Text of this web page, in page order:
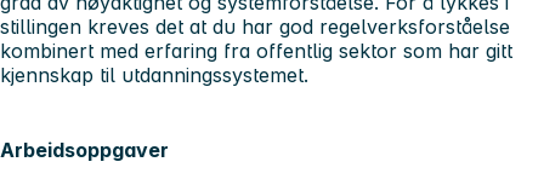
stillingen kreves det at du har god regelverksforståelse
kombinert med erfaring fra offentlig sektor som har gitt
kjennskap til utdanningssystemet.
Arbeidsoppgaver